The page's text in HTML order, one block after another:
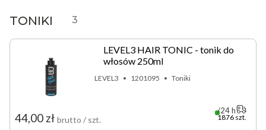
TONIKI 3
LEVEL3 HAIR TONIC - tonik do
włosów 250ml
LEVEL3 1201095 Toniki
44,00 zł brutto / szt. 1876 szt.
24 h